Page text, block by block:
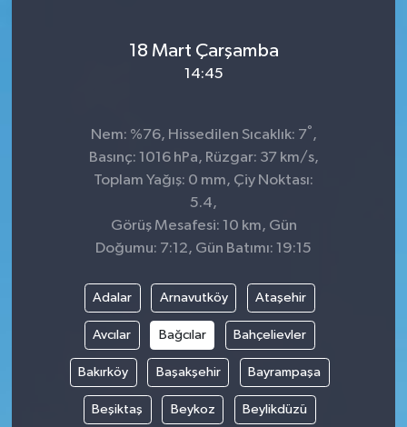
18 Mart Çarşamba
14:45
Nem: %76, Hissedilen Sıcaklık: 7° ,
Basınç: 1016 hPa, Rüzgar: 37 km/s,
Toplam Yağış: 0 mm, Çiy Noktası:
5.4,
Görüş Mesafesi: 10 km, Gün
Doğumu: 7:12, Gün Batımı: 19:15
Adalar Arnavutköy Ataşehir
Avcılar Bağcılar Bahçelievler
Bakırköy Başakşehir Bayrampaşa
Beşiktaş Beykoz Beylikdüzü